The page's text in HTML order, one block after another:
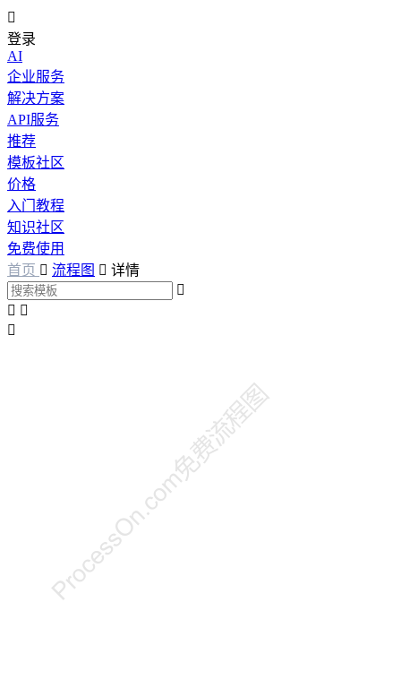

登录
AI
企业服务
解决方案
API服务
推荐
模板社区
价格
入门教程
知识社区
免费使用
首页  流程图  详情

 
